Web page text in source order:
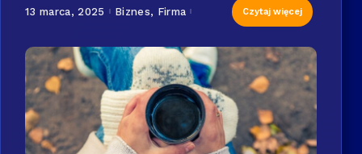
13 marca, 2025 Biznes, Firma Czytaj więcej